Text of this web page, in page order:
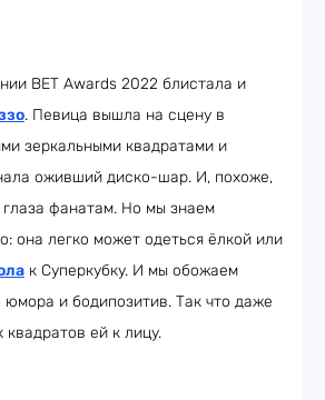
BET Awards 2022 блистала и
. Певица вышла на сцену в
зеркальными квадратами и
оживший диско-шар. И, похоже,
фанатам. Но мы знаем
она легко может одеться ёлкой или
к Суперкубку. И мы обожаем
юмора и бодипозитив. Так что даже
квадратов ей к лицу.